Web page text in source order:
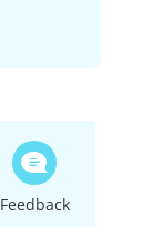
Feedback